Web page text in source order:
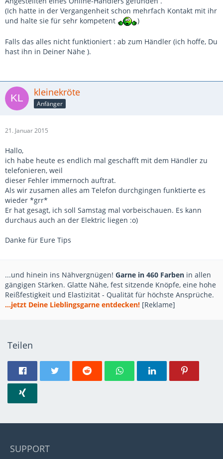
(Ich hatte in der Vergangenheit schon mehrfach Kontakt mit ihr
und halte sie für sehr kompetent
)
Falls das alles nicht funktioniert : ab zum Händler (ich hoffe, Du
hast ihn in Deiner Nähe ).
kleinekröte
Anfänger
21. Januar 2015
Hallo,
ich habe heute es endlich mal geschafft mit dem Händler zu
telefonieren, weil
dieser Fehler immernoch auftrat.
Als wir zusamen alles am Telefon durchgingen funktierte es
wieder *grr*
Er hat gesagt, ich soll Samstag mal vorbeischauen. Es kann
durchaus auch an der Elektric liegen :o)
Danke für Eure Tips
...und hinein ins Nähvergnügen! Garne in 460 Farben in allen
gängigen Stärken. Glatte Nähe, fest sitzende Knöpfe, eine hohe
Reißfestigkeit und Elastizität - Qualität für höchste Ansprüche.
...jetzt Deine Lieblingsgarne entdecken! [Reklame]
Teilen
SUPPORT